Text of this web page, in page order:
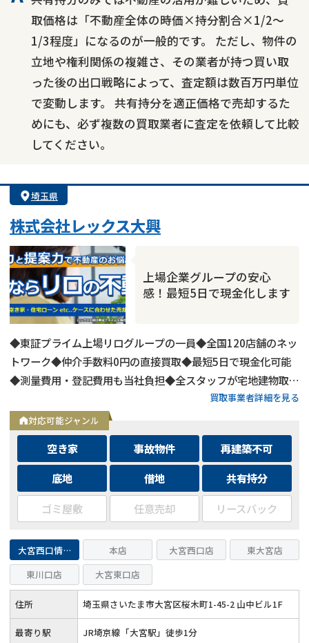
取価格は「不動産全体の時価×持分割合×1/2〜
1/3程度」になるのが一般的です。 ただし、物件の
立地や権利関係の複雑さ、その業者が持つ買い取
った後の出口戦略によって、査定額は数百万円単位
で変動します。 共有持分を適正価格で売却するた
めにも、必ず複数の買取業者に査定を依頼して比較
してください。
埼玉県
株式会社レックス大興
上場企業グループの安心
感！最短5日で現金化します
◆東証プライム上場リログループの一員◆全国120店舗のネッ
トワーク◆仲介手数料0円の直接買取◆最短5日で現金化可能
◆測量費用・登記費用も当社負担◆全スタッフが宅地建物取引
士◆空き家・相続・再建築不可も対応◆買取保証制度で確実な
現金化
買取事業者詳細を見る
対応可能ジャンル
空き家 事故物件
再建築不可
底地
借地
共有持分
ゴミ屋敷
任意売却 リースバック
大宮西口情報センター 本店 大宮西口店
東大宮店
東川口店
大宮東口店
住所 埼玉県さいたま市大宮区桜木町1-45-2 山中ビル1F
最寄り駅 JR埼京線「大宮駅」徒歩1分